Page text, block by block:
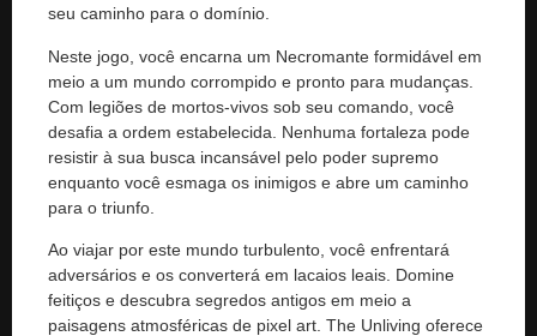
seu caminho para o domínio.
Neste jogo, você encarna um Necromante formidável em
meio a um mundo corrompido e pronto para mudanças.
Com legiões de mortos-vivos sob seu comando, você
desafia a ordem estabelecida. Nenhuma fortaleza pode
resistir à sua busca incansável pelo poder supremo
enquanto você esmaga os inimigos e abre um caminho
para o triunfo.
Ao viajar por este mundo turbulento, você enfrentará
adversários e os converterá em lacaios leais. Domine
feitiços e descubra segredos antigos em meio a
paisagens atmosféricas de pixel art. The Unliving oferece